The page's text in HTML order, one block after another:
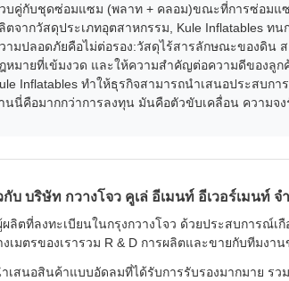
บคู่กับชุดซ่อมแซม (พลาท + คลอม)ขณะที่การซ่อมแ
ตจากวัสดุประเภทอุตสาหกรรม, Kule Inflatables ท
ามปลอดภัยคือไม่ต่อรอง:วัสดุไร้สารลักษณะของดิน
หมายที่เข้มงวด และให้ความสําคัญต่อความดีของลูก
Inflatables ทําให้ธุรกิจสามารถนําเสนอประสบ
นนี่คือมากกว่าการลงทุน มันคือตัวขับเคลื่อน ความจง
กับ บริษัท กวางโจว คูเล่ อีเมนท์ อีเวอร์เมนท์ จํ
ผลิตที่ลงทะเบียนในกรุงกวางโจว ด้วยประสบการณ์
งเมตรของเรารวม R & D การผลิตและขายกับทีมง
าเสนอสินค้าแบบอัดลมที่ได้รับการรับรองมากมาย